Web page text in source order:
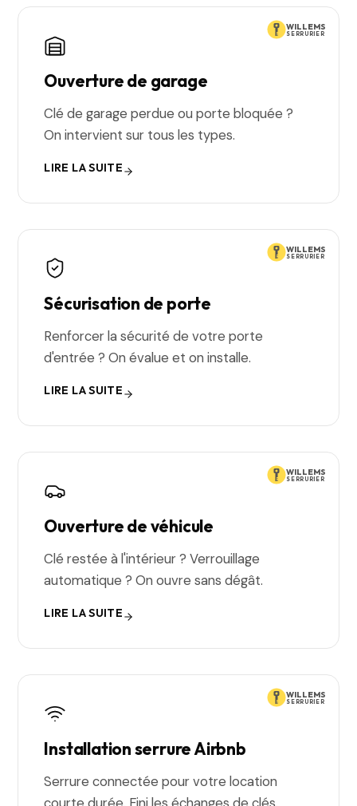
WILLEMS
SERRURIER
Ouverture de garage
Clé de garage perdue ou porte bloquée ?
On intervient sur tous les types.
LIRE LA SUITE
WILLEMS
SERRURIER
Sécurisation de porte
Renforcer la sécurité de votre porte
d'entrée ? On évalue et on installe.
LIRE LA SUITE
WILLEMS
SERRURIER
Ouverture de véhicule
Clé restée à l'intérieur ? Verrouillage
automatique ? On ouvre sans dégât.
LIRE LA SUITE
WILLEMS
SERRURIER
Installation serrure Airbnb
Serrure connectée pour votre location